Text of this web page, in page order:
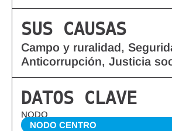
SUS CAUSAS
Campo y ruralidad,
Anticorrupción, Justicia
DATOS CLAVE
NODO
NODO CENTRO